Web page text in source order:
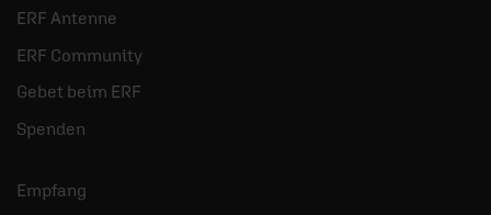
ERF Antenne
ERF Community
Gebet beim ERF
Spenden
Empfang